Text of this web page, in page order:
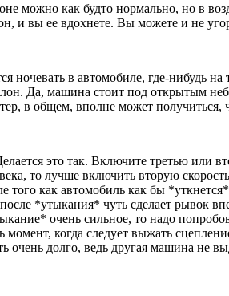
можно как будто нормально, но в
и вы ее вдохнете. Вы можете и не
в автомобиле, где-нибудь
Да, машина стоит под открытым
в общем, вполне может
это так. Включите третью или
то лучше включить вторую
как автомобиль как бы
*утыкания* чуть сделает рывок
очень сильное, то надо
момент, когда следует выжать
долго, ведь другая машина не